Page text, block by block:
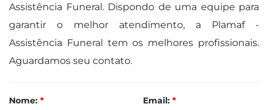
Assistência Funeral. Dispondo de uma equipe para
garantir o melhor atendimento, a Plamaf -
Assistência Funeral tem os melhores profissionais.
Aguardamos seu contato.
Nome: * Email: *